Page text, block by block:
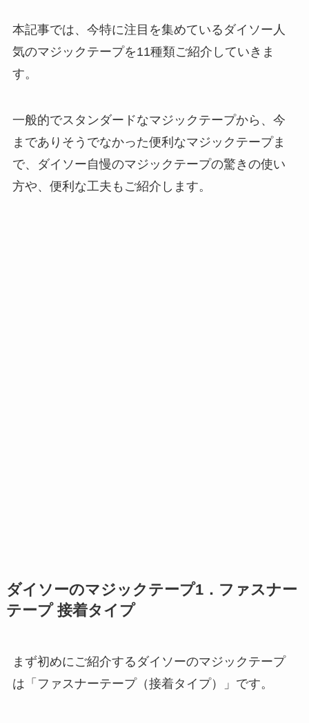
本記事では、今特に注目を集めているダイソー人
気のマジックテープを11種類ご紹介していきま
す。
一般的でスタンダードなマジックテープから、今
までありそうでなかった便利なマジックテープま
で、ダイソー自慢のマジックテープの驚きの使い
方や、便利な工夫もご紹介します。
ダイソーのマジックテープ1．ファスナー
テープ 接着タイプ
まず初めにご紹介するダイソーのマジックテープ
は「ファスナーテープ（接着タイプ）」です。